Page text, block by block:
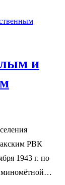
и
РВК
1943 г. по
миномётной…